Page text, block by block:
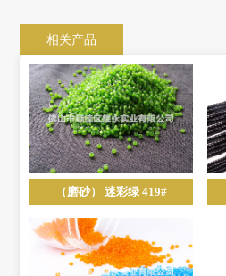
相关产品
（磨砂） 迷彩绿 419#